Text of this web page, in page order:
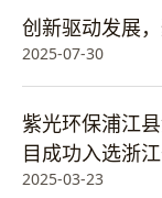
创新驱动发展
2025-07-30
紫光环保浦江
目成功入选浙
2025-03-23